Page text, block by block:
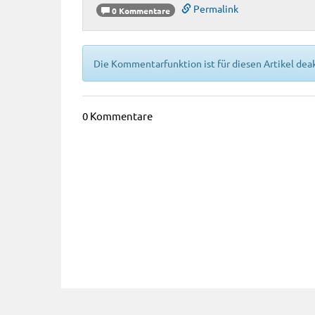
0 Kommentare Permalink
Die Kommentarfunktion ist für diesen Artikel
0 Kommentare